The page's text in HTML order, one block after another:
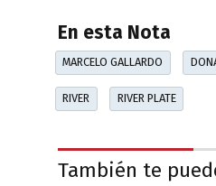
En esta Nota
MARCELO GALLARDO
RIVER RIVER PLATE
También te